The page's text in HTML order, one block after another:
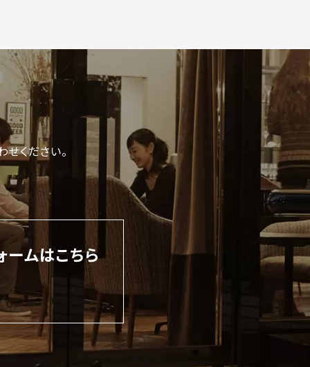
ください。
ムはこちら